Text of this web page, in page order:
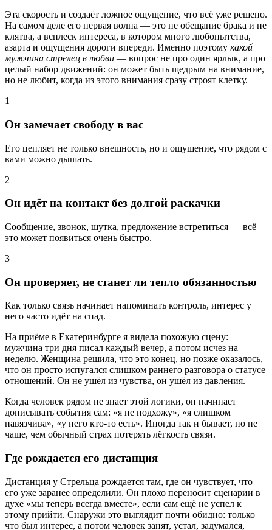
Эта скорость и создаёт ложное ощущение, что всё уже решено.
На самом деле его первая волна — это не обещание брака и не
клятва, а всплеск интереса, в котором много любопытства,
азарта и ощущения дороги впереди. Именно поэтому какой
мужчина стрелец в любви — вопрос не про один ярлык, а про
целый набор движений: он может быть щедрым на внимание,
но не любит, когда из этого внимания сразу строят клетку.
1
Он замечает свободу в вас
Его цепляет не только внешность, но и ощущение, что рядом с
вами можно дышать.
2
Он идёт на контакт без долгой раскачки
Сообщение, звонок, шутка, предложение встретиться — всё
это может появиться очень быстро.
3
Он проверяет, не станет ли тепло обязанностью
Как только связь начинает напоминать контроль, интерес у
него часто идёт на спад.
На приёме в Екатеринбурге я видела похожую сцену:
мужчина три дня писал каждый вечер, а потом исчез на
неделю. Женщина решила, что это конец, но позже оказалось,
что он просто испугался слишком раннего разговора о статусе
отношений. Он не ушёл из чувства, он ушёл из давления.
Когда человек рядом не знает этой логики, он начинает
дописывать события сам: «я не подхожу», «я слишком
навязчива», «у него кто-то есть». Иногда так и бывает, но не
чаще, чем обычный страх потерять лёгкость связи.
Где рождается его дистанция
Дистанция у Стрельца рождается там, где он чувствует, что
его уже заранее определили. Он плохо переносит сценарии в
духе «мы теперь всегда вместе», если сам ещё не успел к
этому прийти. Снаружи это выглядит почти обидно: только
что был интерес, а потом человек занят, устал, задумался,